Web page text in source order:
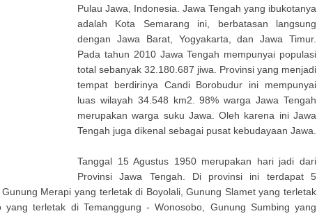
Pulau Jawa, Indonesia. Jawa Tengah yang ibukotanya
adalah Kota Semarang ini, berbatasan langsung
dengan Jawa Barat, Yogyakarta, dan Jawa Timur.
Pada tahun 2010 Jawa Tengah mempunyai populasi
total sebanyak 32.180.687 jiwa. Provinsi yang menjadi
tempat berdirinya Candi Borobudur ini mempunyai
luas wilayah 34.548 km2. 98% warga Jawa Tengah
merupakan warga suku Jawa. Oleh karena ini Jawa
Tengah juga dikenal sebagai pusat kebudayaan Jawa.
Tanggal 15 Agustus 1950 merupakan hari jadi dari
Provinsi Jawa Tengah. Di provinsi ini terdapat 5
Merapi yang terletak di Boyolali, Gunung Slametyang terletak
yang terletak di Temanggung - Wonosobo, Gunung Sumbing yang